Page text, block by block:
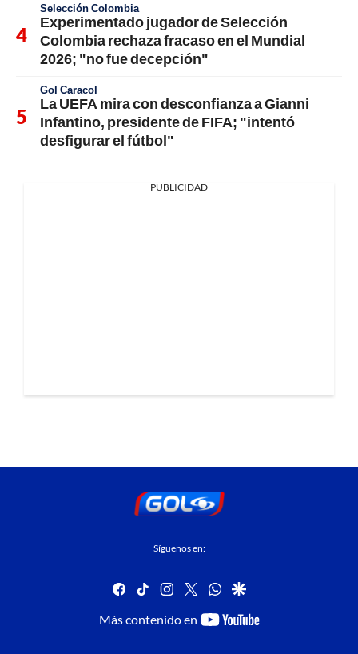
Selección Colombia
Experimentado jugador de Selección
Colombia rechaza fracaso en el Mundial
2026; "no fue decepción"
Gol Caracol
La UEFA mira con desconfianza a Gianni
Infantino, presidente de FIFA; "intentó
desfigurar el fútbol"
PUBLICIDAD
Síguenos en:
facebook
tiktok instagram
twitterwhatsapp
google
Más contenido en
youtube-